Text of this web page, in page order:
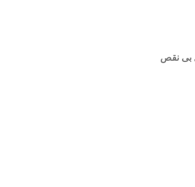
بی نقص